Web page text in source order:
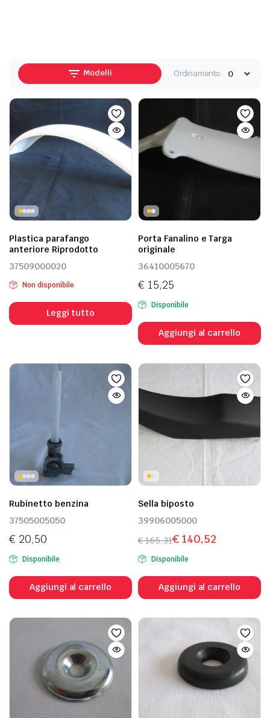
Modelli Ordinamento:
Plastica parafango
anteriore Riprodotto
37509000020
Non disponibile
Leggi tutto
Porta Fanalino e Targa
originale
36410005670
€ 15,25
Disponibile
Aggiungi al carrello
Rubinetto benzina
37505005050
€ 20,50
Disponibile
Aggiungi al carrello
Sella biposto
39906005000
€165,31
Il
prezzo
originale
era:
€140,52
Il
prezzo
attuale
è:
Disponibile
Aggiungi al carrello